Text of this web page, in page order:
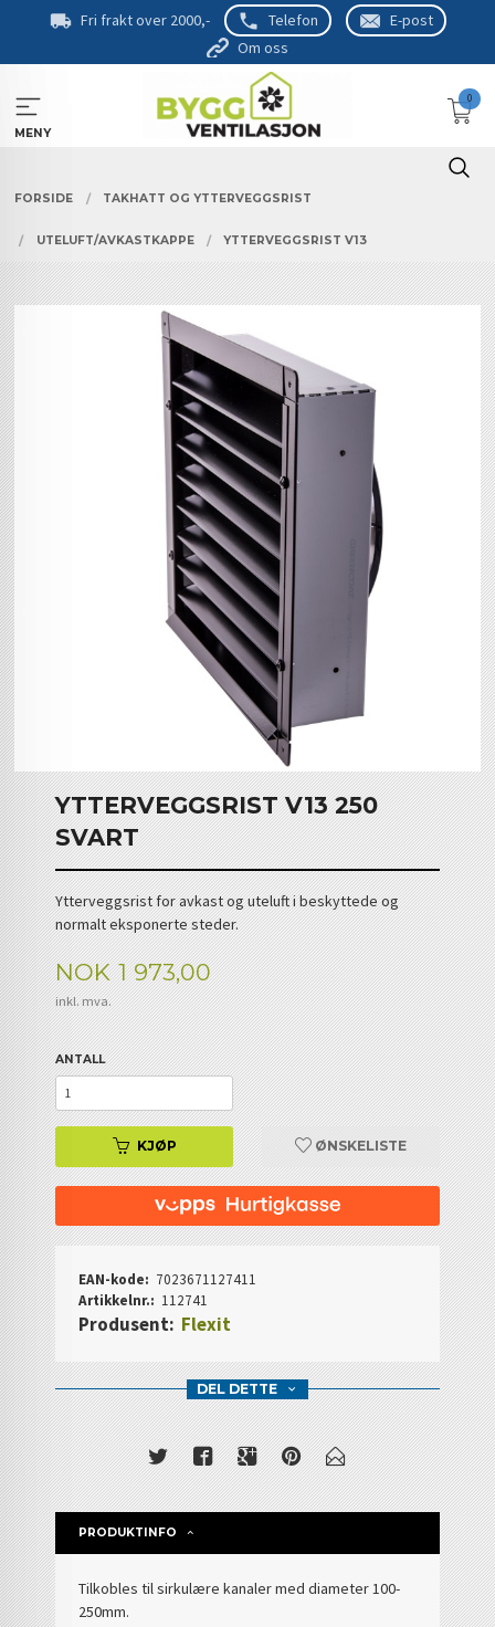
Fri frakt over 2000,- Telefon
E-post
Om oss
MENY
0
FORSIDE TAKHATT OG YTTERVEGGSRIST
UTELUFT/AVKASTKAPPE YTTERVEGGSRIST V13
YTTERVEGGSRIST V13 250
SVART
Ytterveggsrist for avkast og uteluft i beskyttede og
normalt eksponerte steder.
Pris
NOK 1 973,00
inkl. mva.
ANTALL
KJØP ØNSKELISTE
EAN-kode: 7023671127411
Artikkelnr.: 112741
Produsent: Flexit
DEL DETTE
PRODUKTINFO
Tilkobles til sirkulære kanaler med diameter 100-
250mm.